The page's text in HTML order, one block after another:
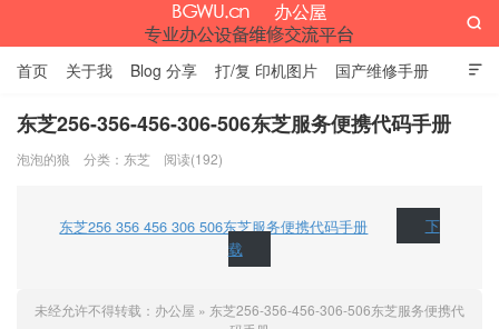

首页 关于我 Blog 分享 打/复 印机图片 国产维修手册
外资维修手册 伊萨网址大全 办公设备网页名片 留言板

东芝256-356-456-306-506东芝服务便携代码手册
泡泡的狼 分类： 东芝 阅读(192)
东芝256 356 456 306 506东芝服务便携代码手册
下
载
未经允许不得转载： 办公屋 » 东芝256-356-456-306-506东芝服务便携代